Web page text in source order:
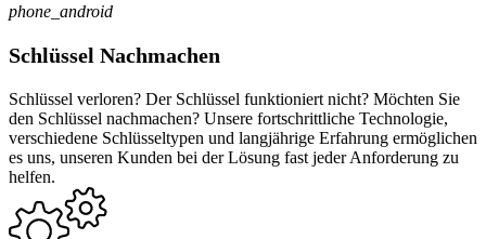
phone_android
Schlüssel Nachmachen
Schlüssel verloren? Der Schlüssel funktioniert nicht? Möchten Sie
den Schlüssel nachmachen? Unsere fortschrittliche Technologie,
verschiedene Schlüsseltypen und langjährige Erfahrung ermöglichen
es uns, unseren Kunden bei der Lösung fast jeder Anforderung zu
helfen.